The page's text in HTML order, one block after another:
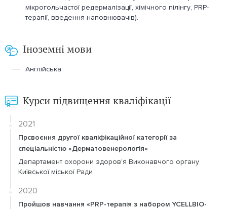
мікрогольчастої редермалізації, хімічного пілінгу, PRP-
терапії, введення наповнювачів).
Іноземні мови
Англійська
Курси підвищення кваліфікації
2021
Прсвоєння другої кваліфікаційної категорії за
спеціальністю «Дерматовенерологія»
Департамент охорони здоров'я Виконавчого органу
Київської міської Ради
2020
Пройшов навчання «PRP-терапія з набором YCELLBIO-